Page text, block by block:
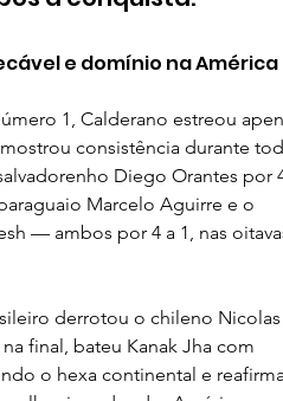
e domínio na América
1, Calderano estreou
consistência durante
Diego Orantes por
Marcelo Aguirre e o
— ambos por 4 a 1, nas
derrotou o chileno
final, bateu Kanak Jha com
o hexa continental e